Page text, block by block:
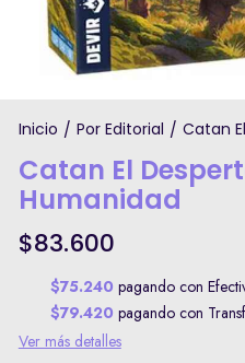
Inicio / Por Editorial / Catan
Catan El
Humanidad
$83.600
$75.240 pagando con
$79.420 pagando con
Ver más detalles